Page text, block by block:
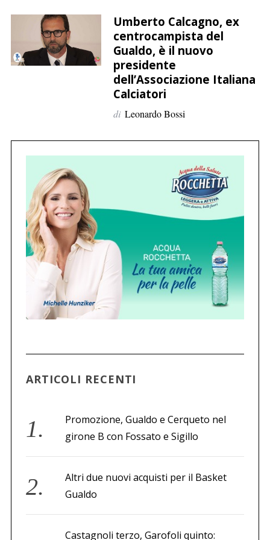
e
r
:
Umberto Calcagno, ex
centrocampista del
Gualdo, è il nuovo
presidente
dell’Associazione Italiana
Calciatori
di Leonardo Bossi
ARTICOLI RECENTI
Promozione, Gualdo e Cerqueto nel
girone B con Fossato e Sigillo
Altri due nuovi acquisti per il Basket
Gualdo
Castagnoli terzo, Garofoli quinto:
e
r
c
a
p